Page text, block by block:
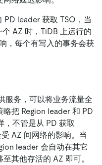
PD leader 获取 TSO，当
AZ 时，TiDB 上运行的
，每个有写入的事务会获
服务，可以将业务流量全
把 Region leader 和 PD
，不管是从 PD 获取
AZ 间网络的影响。当
leader 会自动在其它
其他存活的 AZ 即可。